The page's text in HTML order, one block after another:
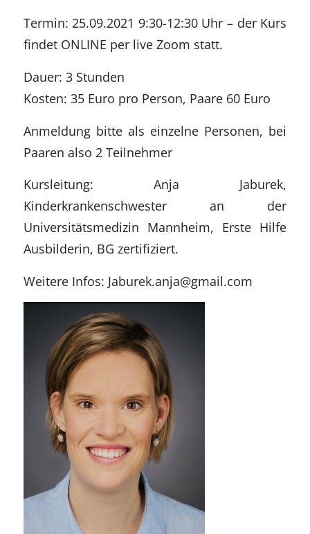
Termin: 25.09.2021 9:30-12:30 Uhr – der Kurs
findet ONLINE per live Zoom statt.
Dauer: 3 Stunden
Kosten: 35 Euro pro Person, Paare 60 Euro
Anmeldung bitte als einzelne Personen, bei
Paaren also 2 Teilnehmer
Kursleitung: Anja Jaburek,
Kinderkrankenschwester an der
Universitätsmedizin Mannheim, Erste Hilfe
Ausbilderin, BG zertifiziert.
Weitere Infos: Jaburek.anja@gmail.com